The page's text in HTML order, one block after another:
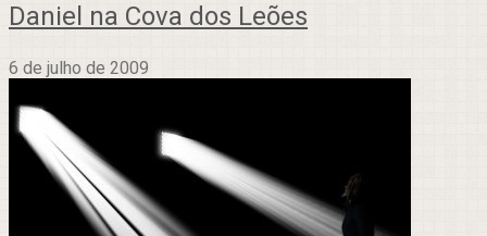
Daniel na Cova dos Leões
6 de julho de 2009